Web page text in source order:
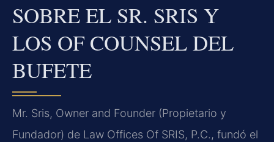
SOBRE EL SR. SRIS Y
LOS OF COUNSEL DEL
BUFETE
Mr. Sris, Owner and Founder (Propietario y
Fundador) de Law Offices Of SRIS, P.C., fundó el